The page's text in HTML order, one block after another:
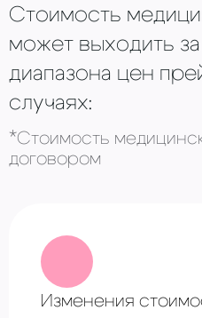
Стоимость
может выходить
диапазона цен
случаях:
*Стоимость
договором
Изменения